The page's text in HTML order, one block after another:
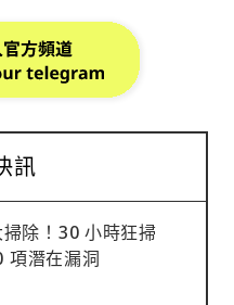
訊
除！30 小時狂掃
項潛在漏洞